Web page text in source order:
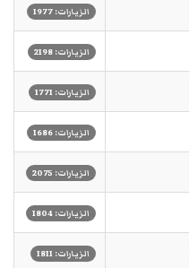
الزيارات: 1977
الزيارات: 2198
الزيارات: 1771
الزيارات: 1686
الزيارات: 2075
الزيارات: 1804
الزيارات: 1811